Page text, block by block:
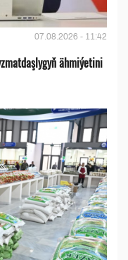
07.08.2026 - 11:42
ähmiýetini